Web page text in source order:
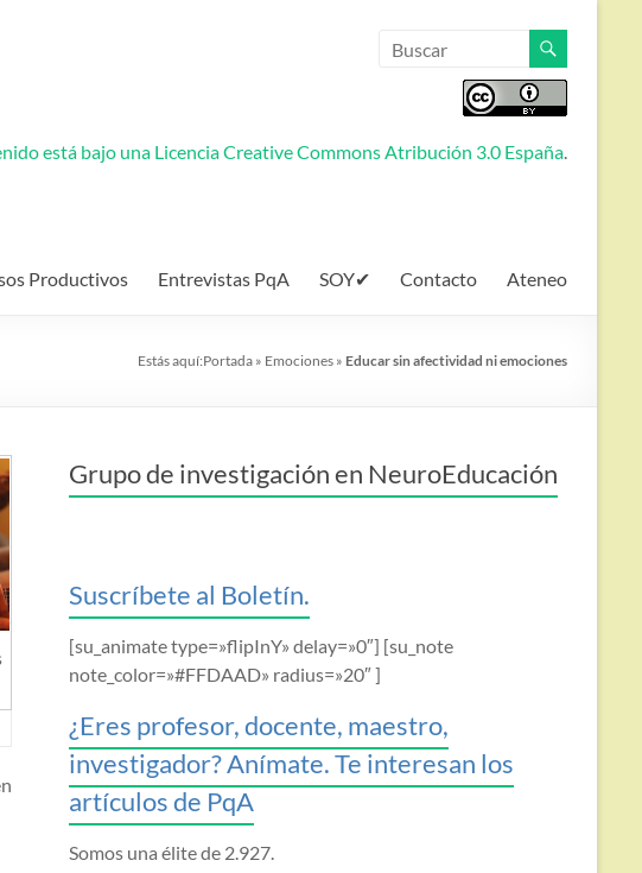
está bajo una Licencia Creative Commons Atribución 3.0 España.
Productivos Entrevistas PqA SOY✔ Contacto Ateneo
Estás aquí:Portada » Emociones » Educar sin afectividad ni emociones
Grupo de investigación en NeuroEducación
Suscríbete al Boletín.
[su_animate type=»flipInY» delay=»0″] [su_note
note_color=»#FFDAAD» radius=»20″ ]
¿Eres profesor, docente, maestro,
investigador? Anímate. Te interesan los
artículos de PqA
Somos una élite de 2.927.